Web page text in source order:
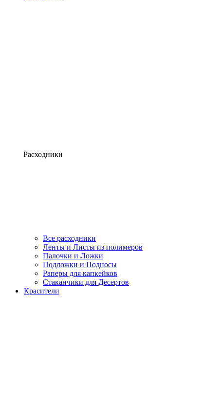
Расходники
Все расходники
Ленты и Листы из полимеров
Палочки и Ложки
Подложки и Подносы
Раперы для капкейков
Стаканчики для Десертов
Красители